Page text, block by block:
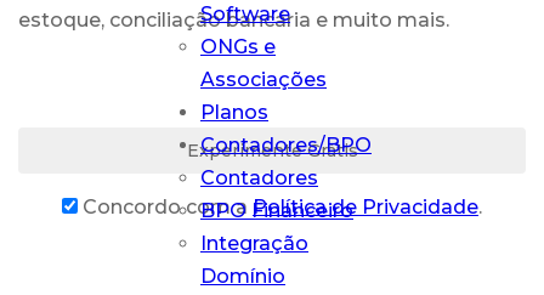
Software
ONGs e
Associações
Planos
Contadores/BPO
Contadores
BPO Financeiro
Integração
Domínio
estoque, conciliação bancária e muito mais.
Experimente Grátis
Concordo com a Política de Privacidade.